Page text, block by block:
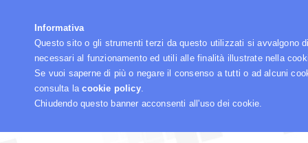
Informativa
Questo sito o gli strumenti terzi da questo utilizzati si avvalgono
necessari al funzionamento ed utili alle finalità illustrate nella
Se vuoi saperne di più o negare il consenso a tutti o ad alcuni
consulta lacookie policy.
Chiudendo questo banner acconsenti all'uso dei cookie.